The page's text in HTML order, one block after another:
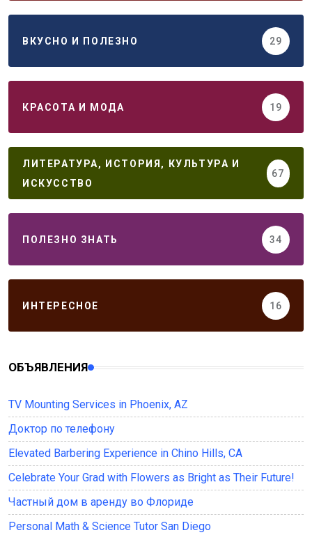
ВКУСНО И ПОЛЕЗНО 29
КРАСОТА И МОДА 19
ЛИТЕРАТУРА, ИСТОРИЯ, КУЛЬТУРА И
ИСКУССТВО
67
ПОЛЕЗНО ЗНАТЬ 34
ИНТЕРЕСНОЕ 16
ОБЪЯВЛЕНИЯ
TV Mounting Services in Phoenix, AZ
Доктор по телефону
Elevated Barbering Experience in Chino Hills, CA
Celebrate Your Grad with Flowers as Bright as Their Future!
Частный дом в аренду во Флориде
Personal Math & Science Tutor San Diego